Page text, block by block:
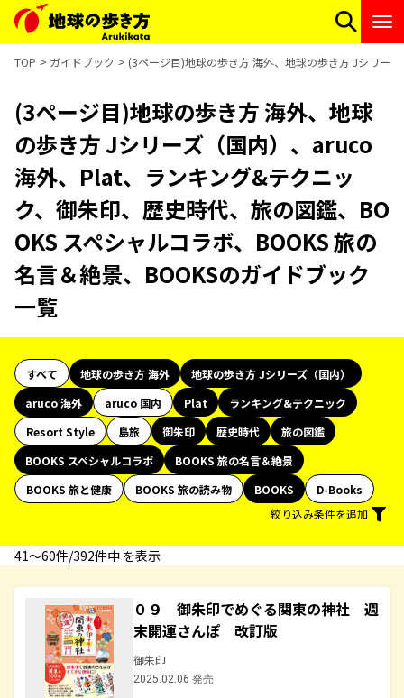
TOP ガイドブック (3ページ目)地球の歩き方 海外、地球の歩き方 Jシリー
(3ページ目)地球の歩き方 海外、地球
の歩き方 Jシリーズ（国内）、aruco
海外、Plat、ランキング&テクニッ
ク、御朱印、歴史時代、旅の図鑑、BO
OKS スペシャルコラボ、BOOKS 旅の
名言＆絶景、BOOKSのガイドブック
一覧
すべて 地球の歩き方 海外
地球の歩き方 Jシリーズ（国内）
aruco 海外
aruco 国内 Plat
ランキング&テクニック
Resort Style
島旅 御朱印 歴史時代
旅の図鑑
BOOKS スペシャルコラボ
BOOKS 旅の名言＆絶景
BOOKS 旅と健康
BOOKS 旅の読み物 BOOKS
D-Books
絞り込み条件を追加
41〜60件/392件中 を表示
０９ 御朱印でめぐる関東の神社 週
末開運さんぽ 改訂版
御朱印
2025.02.06 発売